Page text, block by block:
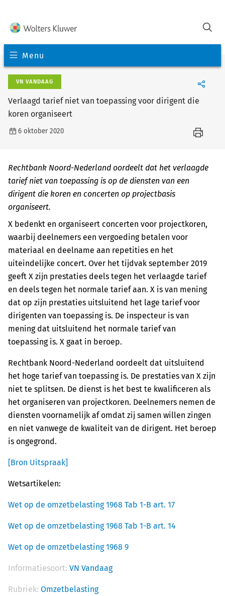
Menu
VN VANDAAG
Verlaagd tarief niet van toepassing voor dirigent die
koren organiseert
6 oktober 2020
Rechtbank Noord-Nederland oordeelt dat het verlaagde
tarief niet van toepassing is op de diensten van een
dirigent die koren en concerten op projectbasis
organiseert.
X bedenkt en organiseert concerten voor projectkoren,
waarbij deelnemers een vergoeding betalen voor
materiaal en deelname aan repetities en het
uiteindelijke concert. Over het tijdvak september 2019
geeft X zijn prestaties deels tegen het verlaagde tarief
en deels tegen het normale tarief aan. X is van mening
dat op zijn prestaties uitsluitend het lage tarief voor
dirigenten van toepassing is. De inspecteur is van
mening dat uitsluitend het normale tarief van
toepassing is. X gaat in beroep.
Rechtbank Noord-Nederland oordeelt dat uitsluitend
het hoge tarief van toepassing is. De prestaties van X zijn
niet te splitsen. De dienst is het best te kwalificeren als
het organiseren van projectkoren. Deelnemers nemen de
diensten voornamelijk af omdat zij samen willen zingen
en niet vanwege de kwaliteit van de dirigent. Het beroep
is ongegrond.
[Bron Uitspraak]
Wetsartikelen:
Wet op de omzetbelasting 1968 Tab 1-B art. 17
Wet op de omzetbelasting 1968 Tab 1-B art. 14
Wet op de omzetbelasting 1968 9
Informatiesoort: VN Vandaag
Rubriek: Omzetbelasting